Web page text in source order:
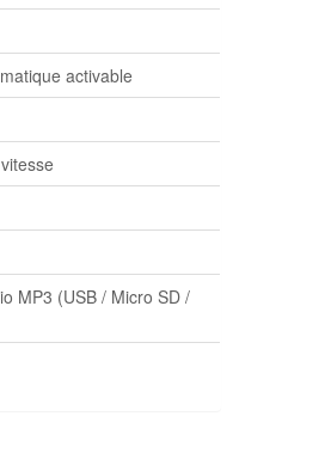
activable
MP3 (USB / Micro SD /